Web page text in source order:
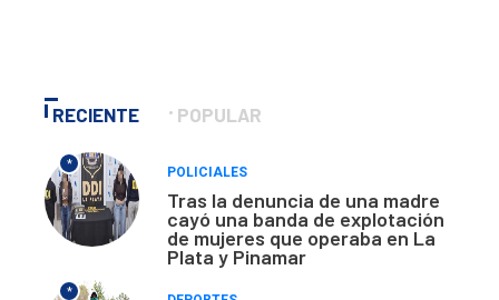
RECIENTE POPULAR
*
POLICIALES
Tras la denuncia de una madre
cayó una banda de explotación
de mujeres que operaba en La
Plata y Pinamar
*